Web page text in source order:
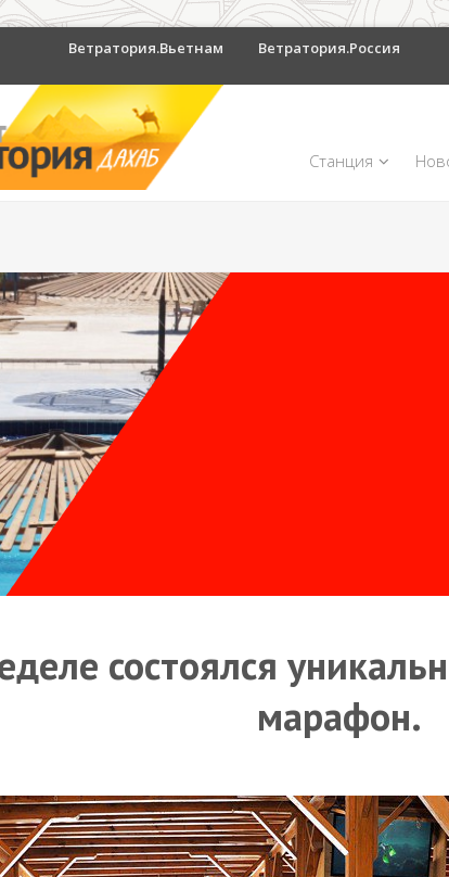
Ветратория.Вьетнам Ветратория.Россия
Станция
состоялся
марафон.